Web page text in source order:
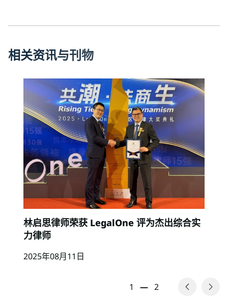
相关资讯与刊物
林启思律师荣获 LegalOne 评为杰出综合实
力律师
2025年08月11日
1 — 2